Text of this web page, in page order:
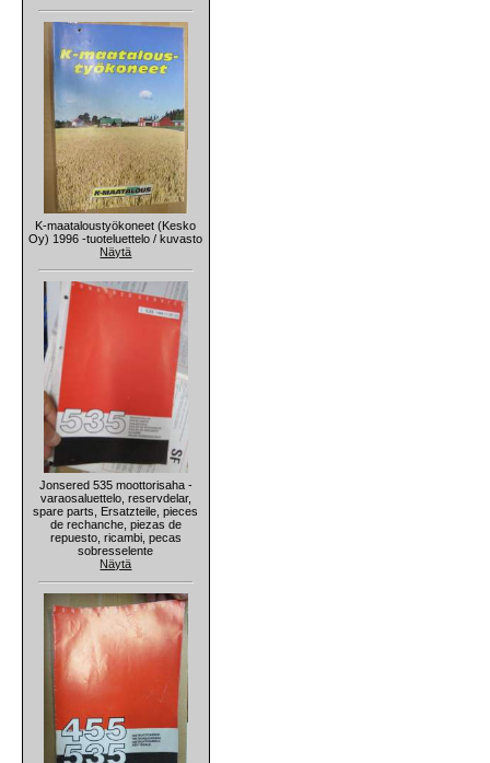
K-maataloustyökoneet (Kesko
Oy) 1996 -tuoteluettelo / kuvasto
Näytä
Jonsered 535 moottorisaha -
varaosaluettelo, reservdelar,
spare parts, Ersatzteile, pieces
de rechanche, piezas de
repuesto, ricambi, pecas
sobresselente
Näytä